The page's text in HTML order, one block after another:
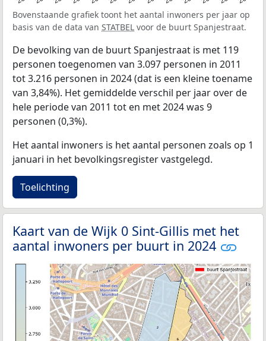
Bovenstaande grafiek toont het aantal inwoners per jaar op
basis van de data van STATBEL voor de buurt Spanjestraat.
De bevolking van de buurt Spanjestraat is met 119
personen toegenomen van 3.097 personen in 2011
tot 3.216 personen in 2024 (dat is een kleine toename
van 3,84%). Het gemiddelde verschil per jaar over de
hele periode van 2011 tot en met 2024 was 9
personen (0,3%).
Het aantal inwoners is het aantal personen zoals op 1
januari in het bevolkingsregister vastgelegd.
Toelichting
Kaart van de Wijk 0 Sint-Gillis met het
aantal inwoners per buurt in 2024